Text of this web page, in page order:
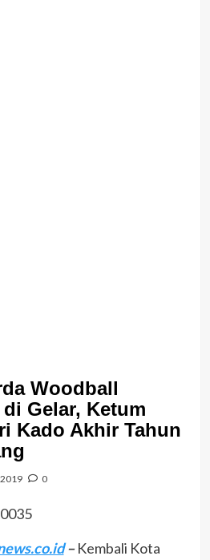
Woodball
Gelar, Ketum
Kado Akhir Tahun
0
– Kembali Kota